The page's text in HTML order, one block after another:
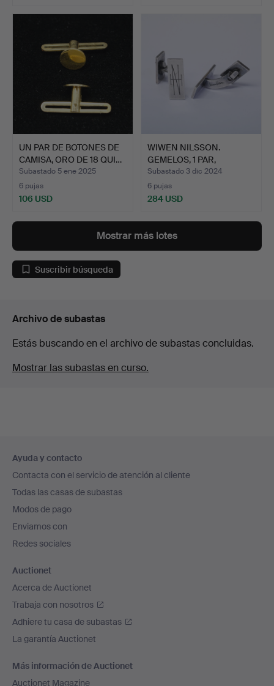
UN PAR DE BOTONES DE
CAMISA, ORO DE 18 QUI…
Subastado 5 ene 2025
6 pujas
106 USD
WIWEN NILSSON.
GEMELOS, 1 PAR,
PLATEADOS.
Subastado 3 dic 2024
6 pujas
284 USD
Mostrar más lotes
Suscribir búsqueda
Archivo de subastas
Estás buscando en el archivo de subastas concluidas.
Mostrar las subastas en curso.
en
el
pie
de
página
Ayuda y contacto
Contacta con el servicio de atención al cliente
Todas las casas de subastas
Modos de pago
Enviamos con
Redes sociales
Auctionet
Acerca de Auctionet
Trabaja con nosotros
Adhiere tu casa de subastas
La garantía Auctionet
Más información de Auctionet
Auctionet Magazine